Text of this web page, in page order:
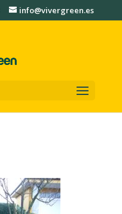
info@vivergreen.es